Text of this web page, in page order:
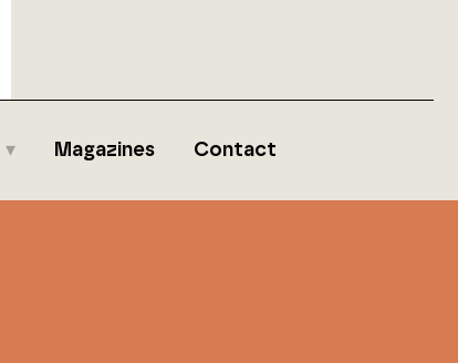
Magazines Contact